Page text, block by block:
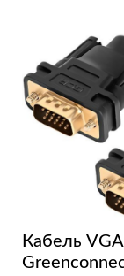
Кабель